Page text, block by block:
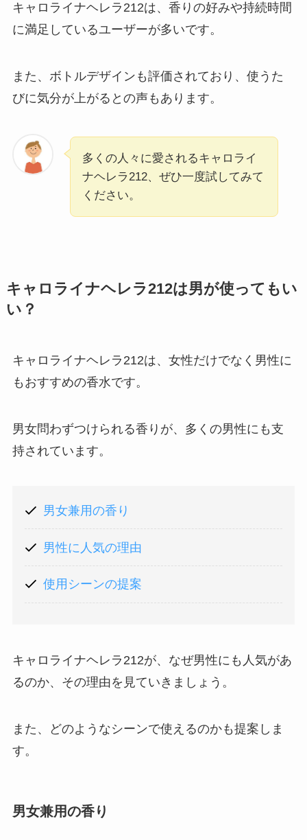
キャロライナヘレラ212は、香りの好みや持続時間
に満足しているユーザーが多いです。
また、ボトルデザインも評価されており、使うた
びに気分が上がるとの声もあります。
多くの人々に愛されるキャロライ
ナヘレラ212、ぜひ一度試してみて
ください。
キャロライナヘレラ212は男が使ってもい
い？
キャロライナヘレラ212は、女性だけでなく男性に
もおすすめの香水です。
男女問わずつけられる香りが、多くの男性にも支
持されています。
男女兼用の香り
男性に人気の理由
使用シーンの提案
キャロライナヘレラ212が、なぜ男性にも人気があ
るのか、その理由を見ていきましょう。
また、どのようなシーンで使えるのかも提案しま
す。
男女兼用の香り